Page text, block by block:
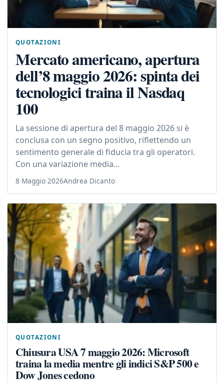
QUOTAZIONI
Mercato americano, apertura
dell’8 maggio 2026: spinta dei
tecnologici traina il Nasdaq
100
La sessione di apertura del 8 maggio 2026 si è
conclusa con un segno positivo, riflettendo un
sentimento generale di fiducia tra gli operatori.
Con una variazione media...
8 Maggio 2026Andrea Dicanto
QUOTAZIONI
Chiusura USA 7 maggio 2026: Microsoft
traina la media mentre gli indici S&P 500 e
Dow Jones cedono